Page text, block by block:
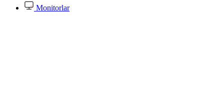
Monitorlar